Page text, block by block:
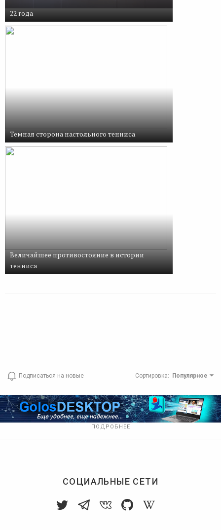
22 года
Темная сторона настольного тенниса
Величайшее противостояние в истории
тенниса
Подписаться на новые Сортировка: Популярное
ПОДРОБНЕЕ
СОЦИАЛЬНЫЕ СЕТИ